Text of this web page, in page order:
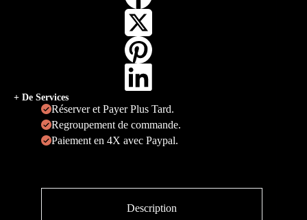
+ De Services
Réserver et Payer Plus Tard.
Regroupement de commande.
Paiement en 4X avec Paypal.
Description